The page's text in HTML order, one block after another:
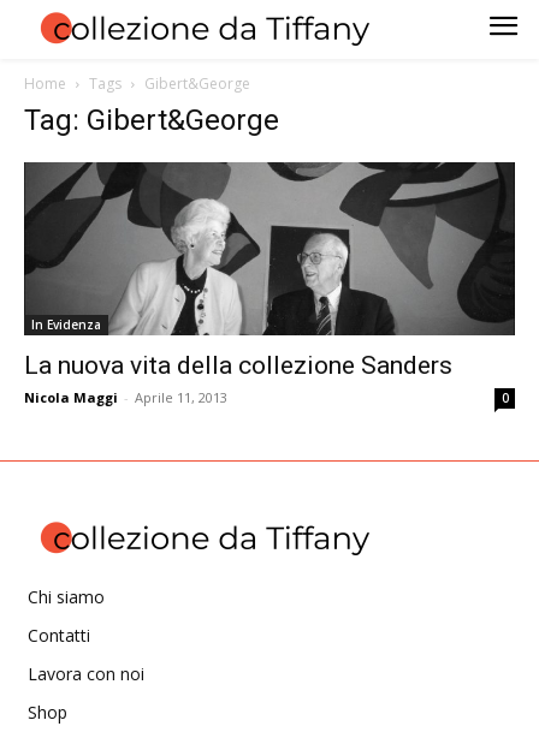
Home Tags Gibert&George
Tag: Gibert&George
In Evidenza
La nuova vita della collezione Sanders
Nicola Maggi - Aprile 11, 2013 0
Chi siamo
Contatti
Lavora con noi
Shop